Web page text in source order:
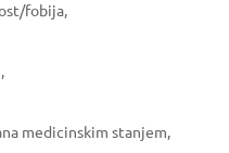
fobija,
medicinskim stanjem,